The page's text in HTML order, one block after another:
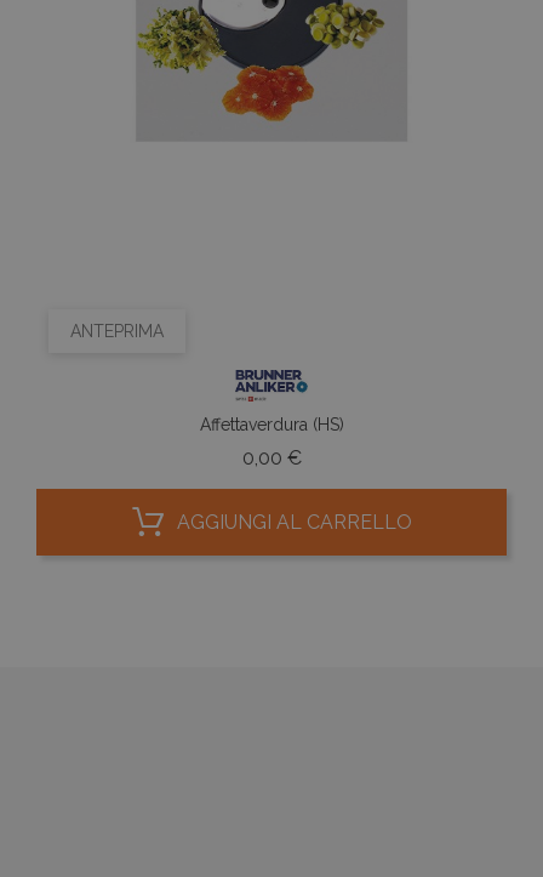
ANTEPRIMA
Affettaverdura (HS)
0,00 €Prezzo
AGGIUNGI AL CARRELLO